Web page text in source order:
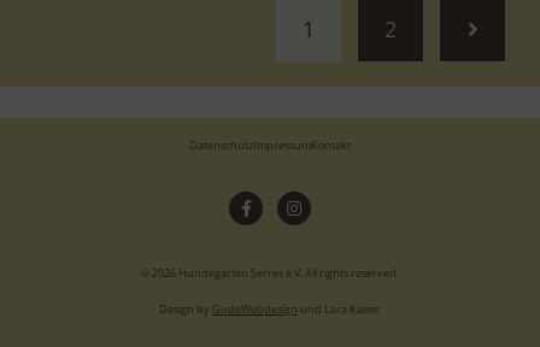
1 2
© 2026 Hundegarten Serres e.V. All rights reserved.
Design by GudeWebdesign und Lara Kaiser
DatenschutzImpressumKontakt